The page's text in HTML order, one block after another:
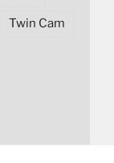
Twin Cam